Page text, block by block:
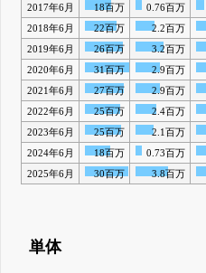
2017年6月
18百万 0.76百万
2018年6月
22百万 2.2百万
2019年6月
26百万 3.2百万
2020年6月
31百万 2.9百万
2021年6月
27百万 2.9百万
2022年6月
25百万 2.4百万
2023年6月
25百万 2.1百万
2024年6月
18百万 0.73百万
2025年6月
30百万 3.8百万
単体